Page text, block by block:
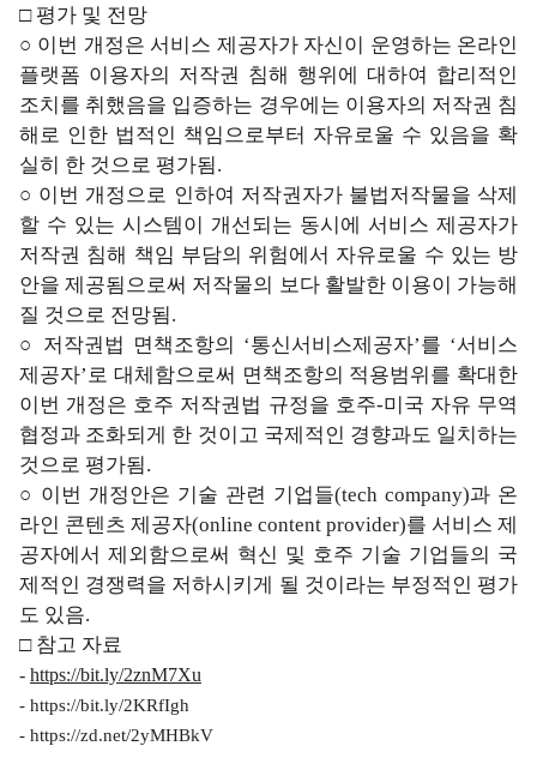
□ 평가 및 전망
○ 이번 개정은 서비스 제공자가 자신이 운영하는 온라인
플랫폼 이용자의 저작권 침해 행위에 대하여 합리적인
조치를 취했음을 입증하는 경우에는 이용자의 저작권 침
해로 인한 법적인 책임으로부터 자유로울 수 있음을 확
실히 한 것으로 평가됨.
○ 이번 개정으로 인하여 저작권자가 불법저작물을 삭제
할 수 있는 시스템이 개선되는 동시에 서비스 제공자가
저작권 침해 책임 부담의 위험에서 자유로울 수 있는 방
안을 제공됨으로써 저작물의 보다 활발한 이용이 가능해
질 것으로 전망됨.
○ 저작권법 면책조항의 ‘통신서비스제공자’를 ‘서비스
제공자’로 대체함으로써 면책조항의 적용범위를 확대한
이번 개정은 호주 저작권법 규정을 호주-미국 자유 무역
협정과 조화되게 한 것이고 국제적인 경향과도 일치하는
것으로 평가됨.
○ 이번 개정안은 기술 관련 기업들(tech company)과 온
라인 콘텐츠 제공자(online content provider)를 서비스 제
공자에서 제외함으로써 혁신 및 호주 기술 기업들의 국
제적인 경쟁력을 저하시키게 될 것이라는 부정적인 평가
도 있음.
□ 참고 자료
- https://bit.ly/2znM7Xu
- https://bit.ly/2KRfIgh
- https://zd.net/2yMHBkV